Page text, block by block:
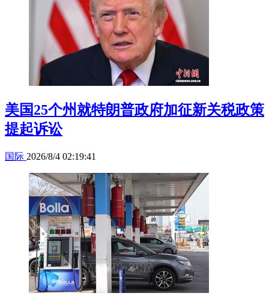
美国25个州就特朗普政府加征新关税政策
提起诉讼
国际 2026/8/4 02:19:41